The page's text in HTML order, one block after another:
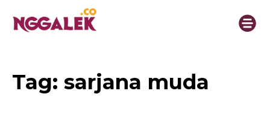
Tag: sarjana muda